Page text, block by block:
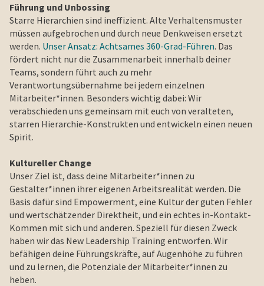
Führung und Unbossing
Starre Hierarchien sind ineffizient. Alte Verhaltensmuster
müssen aufgebrochen und durch neue Denkweisen ersetzt
werden. Unser Ansatz: Achtsames 360-Grad-Führen. Das
fördert nicht nur die Zusammenarbeit innerhalb deiner
Teams, sondern führt auch zu mehr
Verantwortungsübernahme bei jedem einzelnen
Mitarbeiter*innen. Besonders wichtig dabei: Wir
verabschieden uns gemeinsam mit euch von veralteten,
starren Hierarchie-Konstrukten und entwickeln einen neuen
Spirit.
Kultureller Change
Unser Ziel ist, dass deine Mitarbeiter*innen zu
Gestalter*innen ihrer eigenen Arbeitsrealität werden. Die
Basis dafür sind Empowerment, eine Kultur der guten Fehler
und wertschätzender Direktheit, und ein echtes in-Kontakt-
Kommen mit sich und anderen. Speziell für diesen Zweck
haben wir das New Leadership Training entworfen. Wir
befähigen deine Führungskräfte, auf Augenhöhe zu führen
und zu lernen, die Potenziale der Mitarbeiter*innen zu
heben.